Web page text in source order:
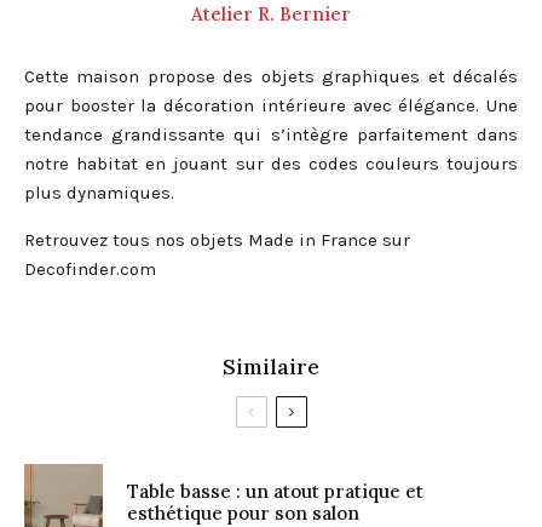
Atelier R. Bernier
Cette maison propose des objets graphiques et décalés
pour booster la décoration intérieure avec élégance. Une
tendance grandissante qui s’intègre parfaitement dans
notre habitat en jouant sur des codes couleurs toujours
plus dynamiques.
Retrouvez tous nos objets Made in France sur
Decofinder.com
Similaire
Table basse : un atout pratique et
esthétique pour son salon